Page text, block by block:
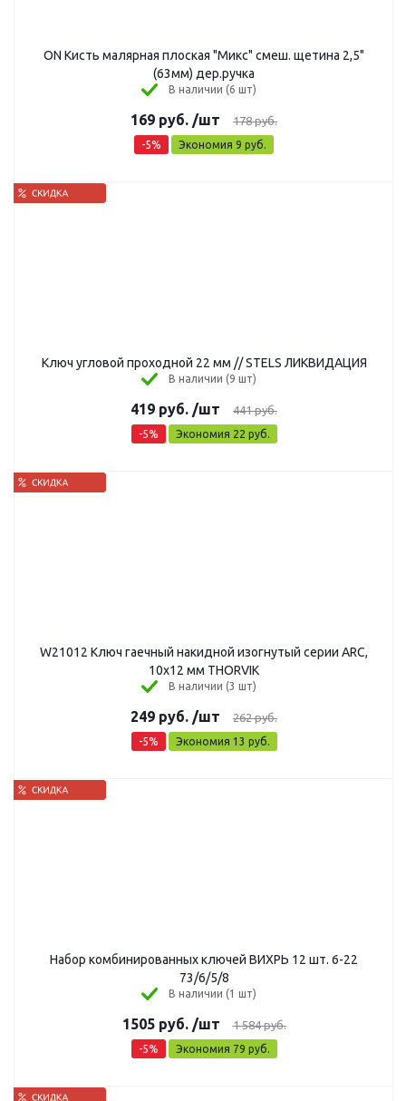
ON Кисть малярная плоская "Микс" смеш. щетина 2,5"
(63мм) дер.ручка
В наличии (6 шт)
169 руб. /шт 178руб.
-5% Экономия 9 руб.
Ключ угловой проходной 22 мм // STELS ЛИКВИДАЦИЯ
В наличии (9 шт)
419 руб. /шт 441руб.
-5% Экономия 22 руб.
W21012 Ключ гаечный накидной изогнутый серии ARC,
10х12 мм THORVIK
В наличии (3 шт)
249 руб. /шт 262руб.
-5% Экономия 13 руб.
Набор комбинированных ключей ВИХРЬ 12 шт. 6-22
73/6/5/8
В наличии (1 шт)
1505руб. /шт 1 584руб.
-5% Экономия 79 руб.